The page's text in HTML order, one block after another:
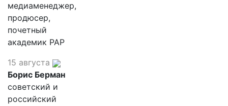
медиаменеджер,
продюсер,
почетный
академик РАР
15 августа
Борис Берман
советский и
российский